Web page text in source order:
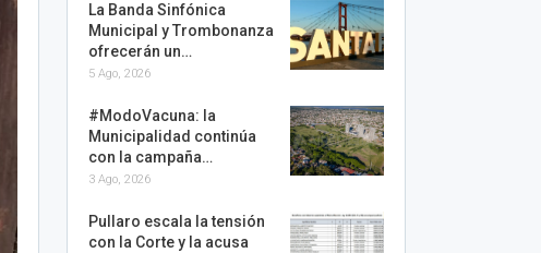
La Banda Sinfónica
Municipal y Trombonanza
ofrecerán un…
5 Ago, 2026
#ModoVacuna: la
Municipalidad continúa
con la campaña…
3 Ago, 2026
Pullaro escala la tensión
con la Corte y la acusa